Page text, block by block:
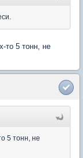
то 5 тонн, не
5 тонн, не